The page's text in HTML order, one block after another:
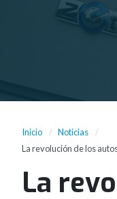
Inicio
Noticias
La revolución de los
La